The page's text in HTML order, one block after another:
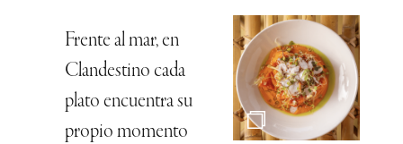
Frente al mar, en
Clandestino cada
plato encuentra su
propio momento